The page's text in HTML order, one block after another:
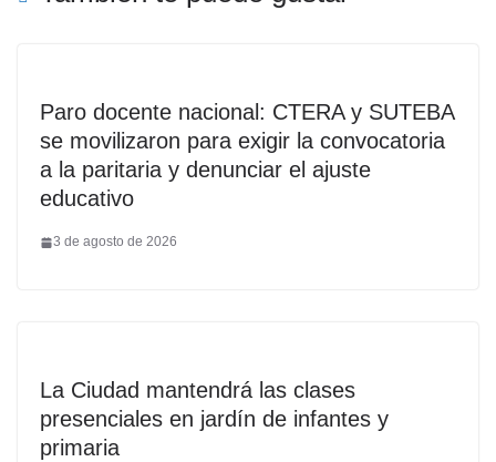
Paro docente nacional: CTERA y SUTEBA
se movilizaron para exigir la convocatoria
a la paritaria y denunciar el ajuste
educativo
3 de agosto de 2026
La Ciudad mantendrá las clases
presenciales en jardín de infantes y
primaria